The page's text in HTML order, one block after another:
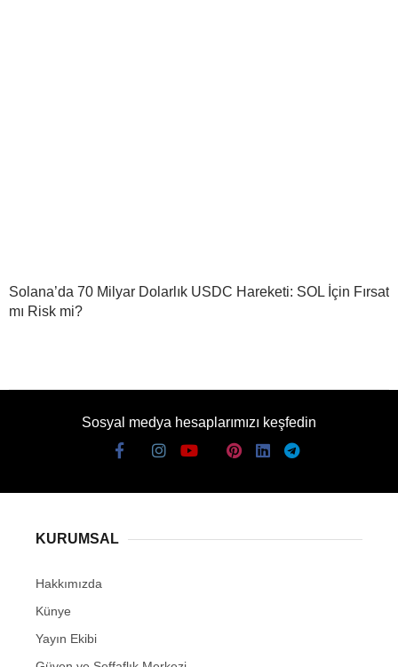
Solana’da 70 Milyar Dolarlık USDC Hareketi: SOL İçin Fırsat
mı Risk mi?
Sosyal medya hesaplarımızı keşfedin
KURUMSAL
Hakkımızda
Künye
Yayın Ekibi